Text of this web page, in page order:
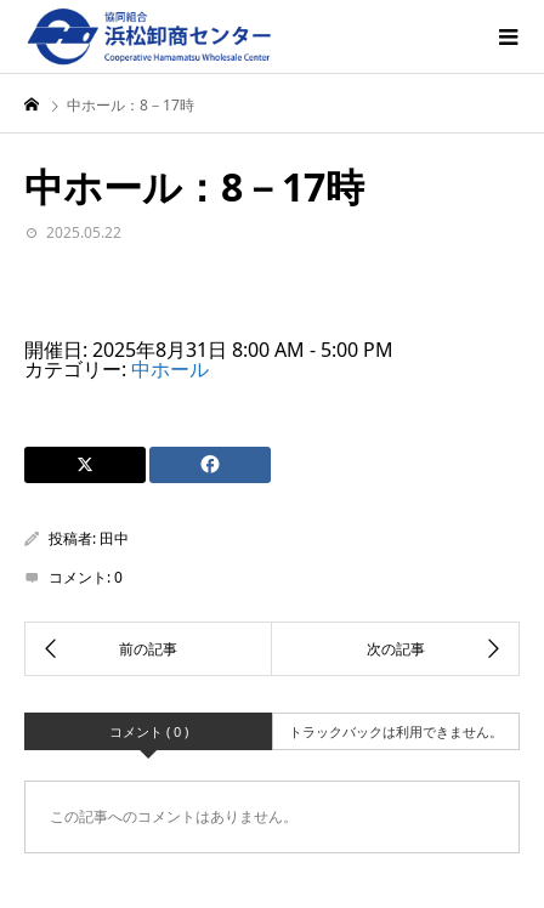
中ホール：8－17時
中ホール：8－17時
2025.05.22
開催日: 2025年8月31日 8:00 AM - 5:00 PM
カテゴリー: 中ホール
投稿者: 田中
コメント:0
コメント ( 0 ) トラックバックは利用できません。
この記事へのコメントはありません。